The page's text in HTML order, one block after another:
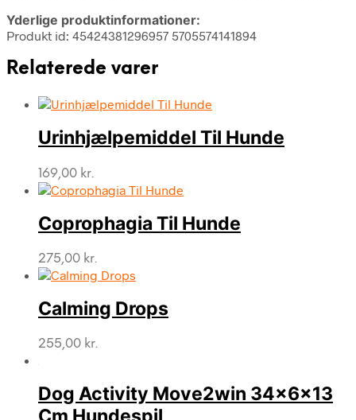
Yderlige produktinformationer:
Produkt id: 45424381296957 5705574141894
Relaterede varer
Urinhjælpemiddel Til Hunde
169,00 kr.
Coprophagia Til Hunde
275,00 kr.
Calming Drops
255,00 kr.
Dog Activity Move2win 34x6x13